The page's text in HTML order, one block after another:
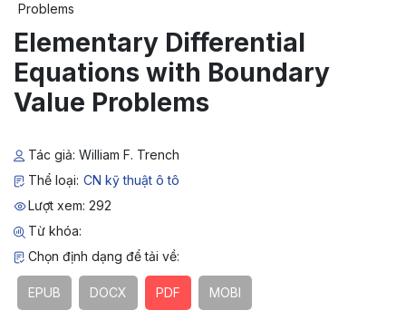
Problems
Elementary Differential
Equations with Boundary
Value Problems
Tác giả: William F. Trench
Thể loại: CN kỹ thuật ô tô
Lượt xem: 292
Từ khóa:
Chọn định dạng để tải về:
EPUB DOCX PDF MOBI